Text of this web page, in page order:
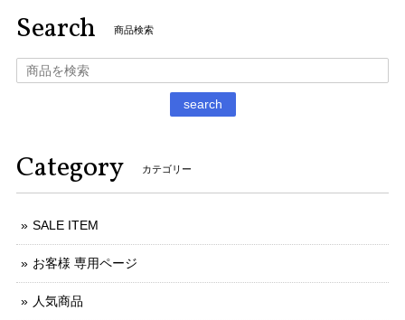
Search 商品検索
search
Category カテゴリー
SALE ITEM
お客様 専用ページ
人気商品